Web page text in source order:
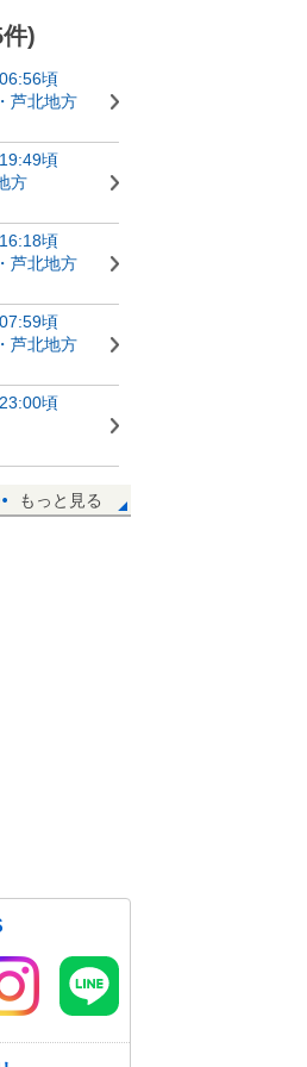
)
頃
芦北地方
頃
方
頃
芦北地方
頃
芦北地方
頃
もっと見る